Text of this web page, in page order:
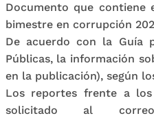
Documento que
bimestre en corrupción
De acuerdo con la Guía
Públicas, la información
en la publicación), según
Los reportes frente a
solicitado al